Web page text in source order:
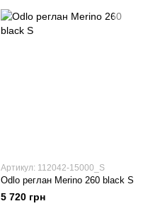
Артикул: 112042-15000_S
Odlo реглан Merino 260 black S
5 720 грн